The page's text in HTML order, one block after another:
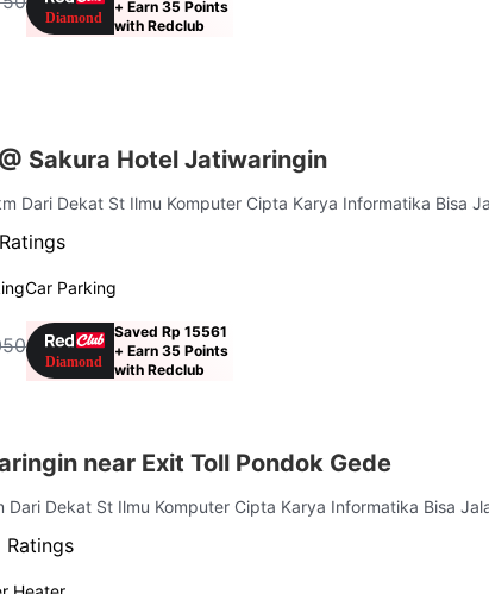
+ Earn 35 Points
with Redclub
Sakura Hotel Jatiwaringin
Dari Dekat St Ilmu Komputer Cipta Karya Informatika Bisa
Car Parking
Saved Rp 15561
+ Earn 35 Points
with Redclub
near Exit Toll Pondok Gede
Dari Dekat St Ilmu Komputer Cipta Karya Informatika Bisa
Ratings